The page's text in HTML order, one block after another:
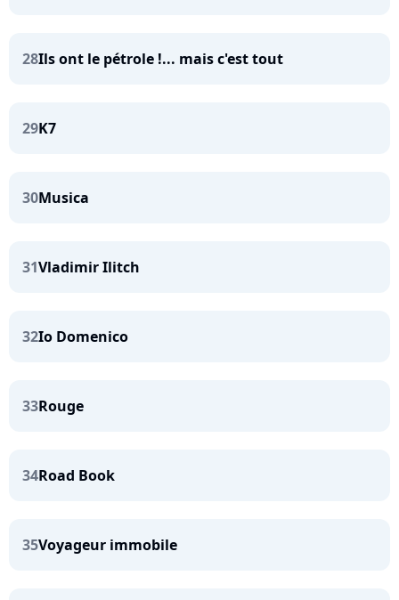
28Ils ont le pétrole !... mais c'est tout
29K7
30Musica
31Vladimir Ilitch
32Io Domenico
33Rouge
34Road Book
35Voyageur immobile